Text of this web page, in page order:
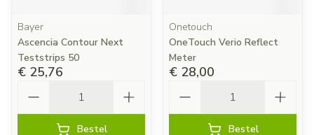
Bayer
Ascencia Contour Next
Teststrips 50
€ 25,76
Bestel
Onetouch
OneTouch Verio Reflect
Meter
€ 28,00
Bestel